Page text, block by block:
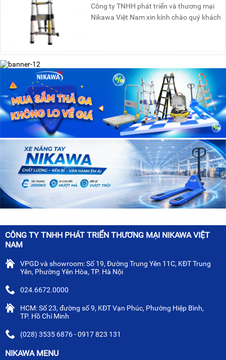
Công ty TNHH phát triển và thương mại
Nikawa Việt Nam xin kính chào quý khách
CÔNG TY TNHH PHÁT TRIỂN THƯƠNG MẠI NIKAWA VIỆT
NAM
VPGD và showroom: Số 19, Đường Trung Yên 11C, KĐT Trung
Yên, Phường Yên Hòa, TP. Hà Nội
024.6672.0000
HCM: Số 23, đường số 9, KĐT Vạn Phúc, Phường Hiệp Bình,
TP. Hồ Chí Minh
(028) 3535 6876 - 0917 823 131
NIKAWA MENU